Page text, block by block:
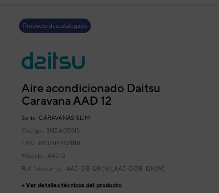
Producto descatalogado
Aire acondicionado Daitsu
Caravana AAD 12
Serie CARAVANAS SLIM
Código: 3NDA05015
EAN: 8432884621118
Modelo: AAD12
Ref. fabricante: AAD-DB-12K(W)_AAD-DOB-12K(W)
+ Ver detalles técnicos del producto